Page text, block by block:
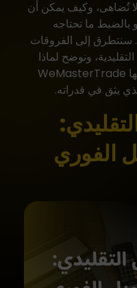
تُضاهى، وكيف يمكن أن
بالضبط ما تحتاجه
سنتطرق إلى الفروقات
ونوضح لماذا
التي تقدمها WeMasterTrade
يثق في قدراته.
الفوري